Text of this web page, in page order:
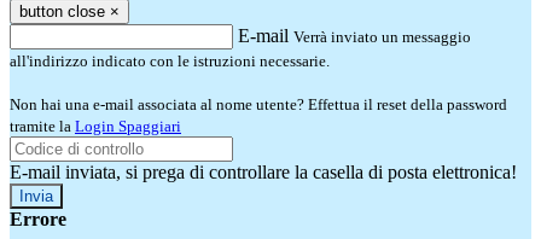
button close ×
E-mail Verrà inviato un messaggio
all'indirizzo indicato con le istruzioni necessarie.
Non hai una e-mail associata al nome utente? Effettua il reset della password
tramite la Login Spaggiari
E-mail inviata, si prega di controllare la casella di posta elettronica!
Errore